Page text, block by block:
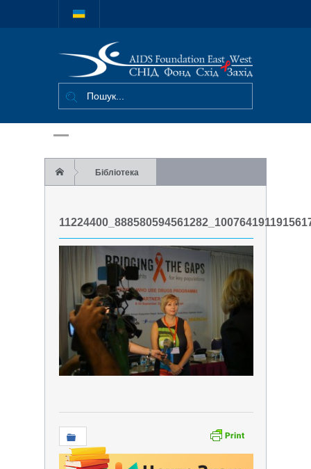
Міжнародний
благодійний
фонд "СНІД
Захід"
Бібліотека
Photos
11224400_888580594561282_1007641911915617884_o